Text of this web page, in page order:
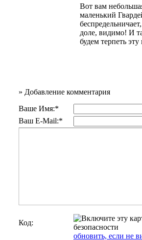
Вот вам
маленький
доле, видимо! И
будем терпеть эту
» Добавление комментария
Ваше Имя:*
Ваш E-Mail:*
Код:
обновить, если не